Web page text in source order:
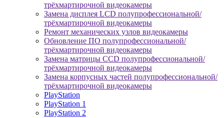
трёхмартирочной видеокамеры
Замена дисплея LCD полупрофессиональной/
трёхмартирочной видеокамеры
Ремонт механических узлов видеокамеры
Обновление ПО полупрофессиональной/
трёхмартирочной видеокамеры
Замена матрицы CCD полупрофессиональной/
трёхмартирочной видеокамеры
Замена корпусных частей полупрофессиональной/
трёхмартирочной видеокамеры
PlayStation
PlayStation 1
PlayStation 2